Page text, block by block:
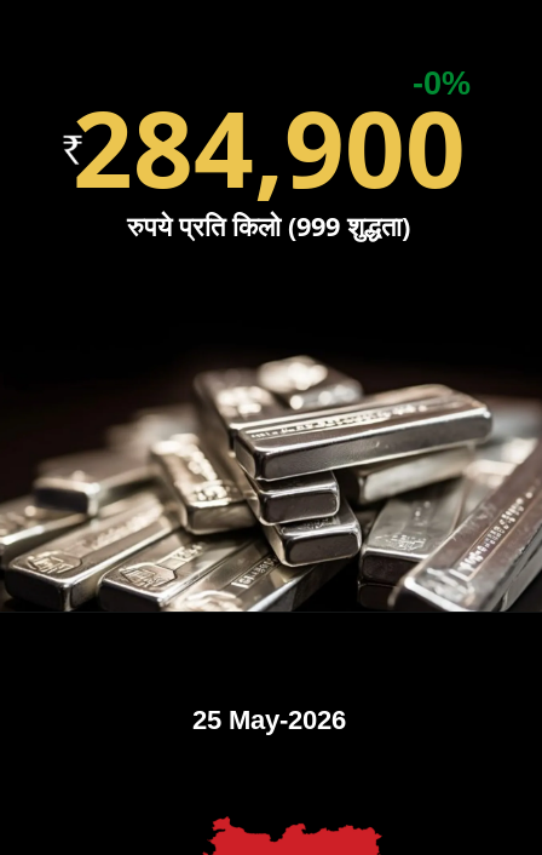
-0%
284,900
रुपये प्रति किलो (999 शुद्धता)
25 May-2026